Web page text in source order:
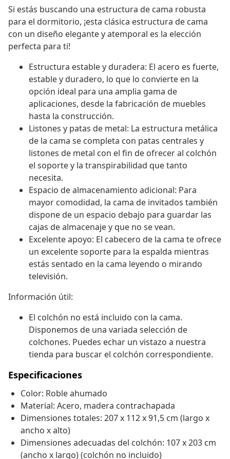
Si estás buscando una estructura de cama robusta
para el dormitorio, ¡esta clásica estructura de cama
con un diseño elegante y atemporal es la elección
perfecta para ti!
Estructura estable y duradera: El acero es fuerte,
estable y duradero, lo que lo convierte en la
opción ideal para una amplia gama de
aplicaciones, desde la fabricación de muebles
hasta la construcción.
Listones y patas de metal: La estructura metálica
de la cama se completa con patas centrales y
listones de metal con el fin de ofrecer al colchón
el soporte y la transpirabilidad que tanto
necesita.
Espacio de almacenamiento adicional: Para
mayor comodidad, la cama de invitados también
dispone de un espacio debajo para guardar las
cajas de almacenaje y que no se vean.
Excelente apoyo: El cabecero de la cama te ofrece
un excelente soporte para la espalda mientras
estás sentado en la cama leyendo o mirando
televisión.
Información útil:
El colchón no está incluido con la cama.
Disponemos de una variada selección de
colchones. Puedes echar un vistazo a nuestra
tienda para buscar el colchón correspondiente.
Especificaciones
Color: Roble ahumado
Material: Acero, madera contrachapada
Dimensiones totales: 207 x 112 x 91,5 cm (largo x
ancho x alto)
Dimensiones adecuadas del colchón: 107 x 203 cm
(ancho x largo) (colchón no incluido)